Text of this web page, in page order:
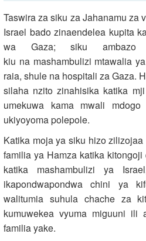
Taswira za siku za Jahanamu za
Israel bado zinaendelea kupita
wa Gaza; siku ambazo
kiu na mashambulizi mtawalia
raia, shule na hospitali za Gaza.
silaha nzito zinahisika katika
umekuwa kama mwali
ukiyoyoma polepole.
Katika moja ya siku hizo
familia ya Hamza katika
katika mashambulizi ya
ikapondwapondwa chini ya
walitumia suhula chache za
kumuwekea vyuma miguuni ili
familia yake.